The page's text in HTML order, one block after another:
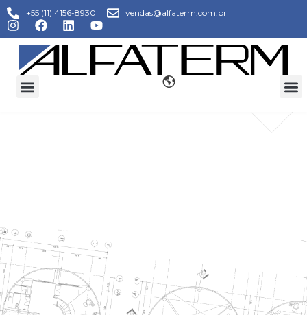
+55 (11) 4156-8930 vendas@alfaterm.com.br
REFRIGERAÇÃO
DE ÁGUA